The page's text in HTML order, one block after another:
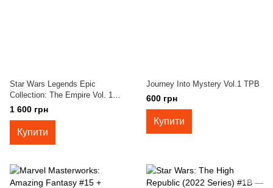
Star Wars Legends Epic
Collection: The Empire Vol. 1
TPB
1 600 грн
Купити
Journey Into Mystery Vol.1 TPB
600 грн
Купити